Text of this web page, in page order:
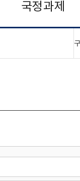
국정과제